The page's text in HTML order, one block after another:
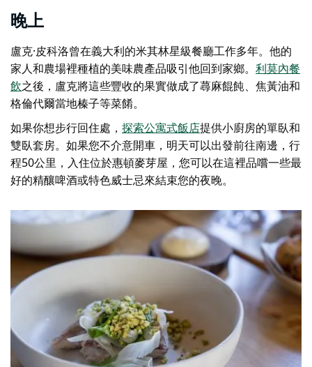
晚上
盧克·皮科洛曾在義大利的米其林星級餐廳工作多年。他的
家人和農場裡種植的美味農產品吸引他回到家鄉。 利莫內餐
飲之後，盧克將這些豐收的果實做成了蕁麻餛飩、焦黃油和
格倫代爾當地榛子等菜餚。
如果你想步行回住處， 探索公寓式飯店提供小廚房的單臥和
雙臥套房。如果您不介意開車，明天可以出發前往南邊，行
程50公里，入住位於惠頓麥芽屋 ，您可以在這裡品嚐一些最
好的精釀啤酒或特色威士忌來結束您的夜晚。